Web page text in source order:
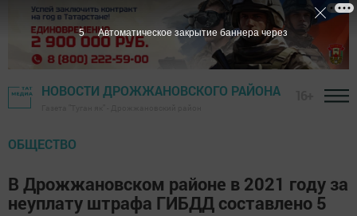
НОВОСТИ ДРОЖЖАНОВСКОГО РАЙОНА
ОБЩЕСТВО
В Дрожжановском районе в 2021 году за
неуплату штрафа ГИБДД составлено 5
5 Автоматическое закрытие баннера через